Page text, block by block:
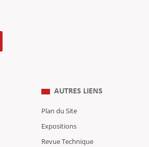
AUTRES LIENS
Plan du Site
Expositions
Revue Technique